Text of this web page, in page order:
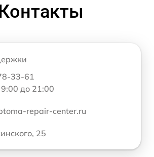
33-61
до 21:00
repair-center.ru
25